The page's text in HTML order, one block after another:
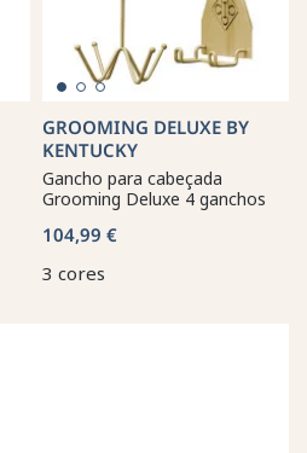
GROOMING DELUXE BY
KENTUCKY
Gancho para cabeçada
Grooming Deluxe 4 ganchos
104,99 €
3 cores